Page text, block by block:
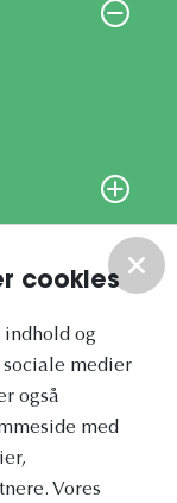
cookies
indhold og
medier
også
med
Vores